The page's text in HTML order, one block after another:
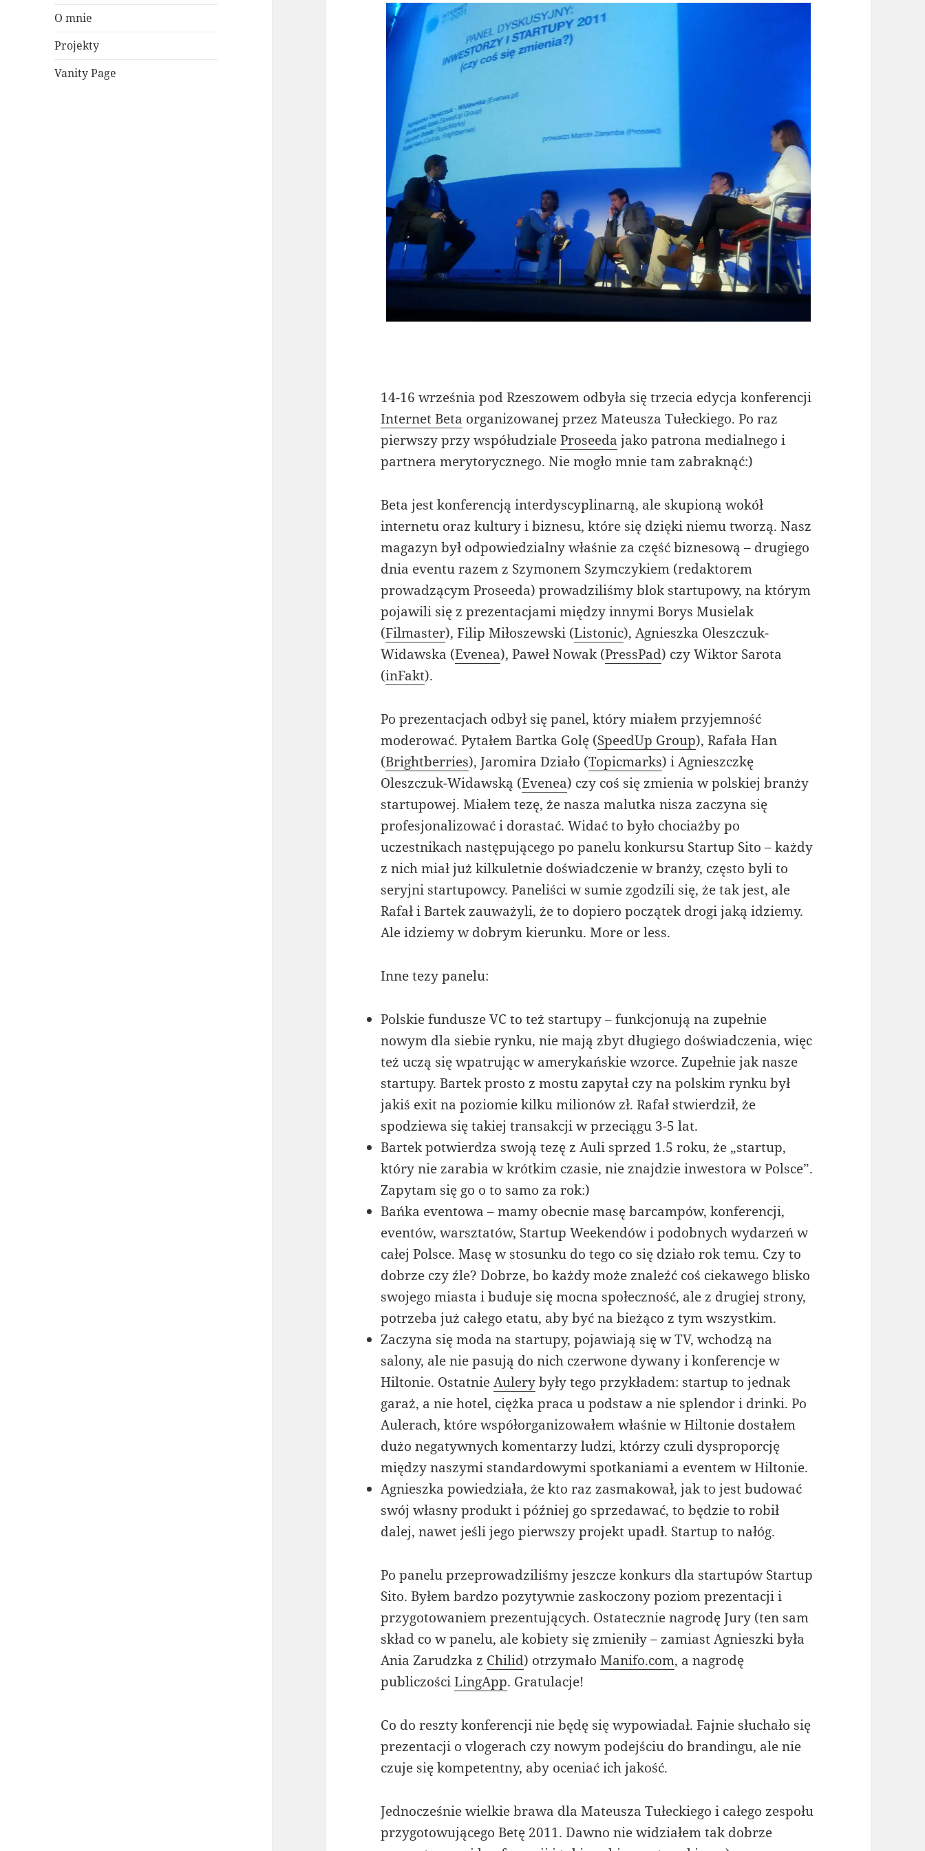
O mnie
Projekty
Vanity Page
14-16 września pod Rzeszowem odbyła się trzecia edycja konferencji
Internet Beta organizowanej przez Mateusza Tułeckiego. Po raz
pierwszy przy współudzialeProseeda jako patrona medialnego i
partnera merytorycznego. Nie mogło mnie tam zabraknąć:)
Beta jest konferencją interdyscyplinarną, ale skupioną wokół
internetu oraz kultury i biznesu, które się dzięki niemu tworzą. Nasz
magazyn był odpowiedzialny właśnie za część biznesową – drugiego
dnia eventu razem z Szymonem Szymczykiem (redaktorem
prowadzącym Proseeda) prowadziliśmy blok startupowy, na którym
pojawili się z prezentacjami między innymi Borys Musielak
(Filmaster), Filip Miłoszewski (Listonic), Agnieszka Oleszczuk-
Widawska (Evenea), Paweł Nowak (PressPad) czy Wiktor Sarota
(inFakt).
Po prezentacjach odbył się panel, który miałem przyjemność
moderować. Pytałem Bartka Golę (SpeedUp Group), Rafała Han
(Brightberries), Jaromira Działo (Topicmarks) i Agnieszczkę
Oleszczuk-Widawską (Evenea) czy coś się zmienia w polskiej branży
startupowej. Miałem tezę, że nasza malutka nisza zaczyna się
profesjonalizować i dorastać. Widać to było chociażby po
uczestnikach następującego po panelu konkursu Startup Sito – każdy
z nich miał już kilkuletnie doświadczenie w branży, często byli to
seryjni startupowcy. Paneliści w sumie zgodzili się, że tak jest, ale
Rafał i Bartek zauważyli, że to dopiero początek drogi jaką idziemy.
Ale idziemy w dobrym kierunku. More or less.
Inne tezy panelu:
Polskie fundusze VC to też startupy – funkcjonują na zupełnie
nowym dla siebie rynku, nie mają zbyt długiego doświadczenia, więc
też uczą się wpatrując w amerykańskie wzorce. Zupełnie jak nasze
startupy. Bartek prosto z mostu zapytał czy na polskim rynku był
jakiś exit na poziomie kilku milionów zł. Rafał stwierdził, że
spodziewa się takiej transakcji w przeciągu 3-5 lat.
Bartek potwierdza swoją tezę z Auli sprzed 1.5 roku, że „startup,
który nie zarabia w krótkim czasie, nie znajdzie inwestora w Polsce”.
Zapytam się go o to samo za rok:)
Bańka eventowa – mamy obecnie masę barcampów, konferencji,
eventów, warsztatów, Startup Weekendów i podobnych wydarzeń w
całej Polsce. Masę w stosunku do tego co się działo rok temu. Czy to
dobrze czy źle? Dobrze, bo każdy może znaleźć coś ciekawego blisko
swojego miasta i buduje się mocna społeczność, ale z drugiej strony,
potrzeba już całego etatu, aby być na bieżąco z tym wszystkim.
Zaczyna się moda na startupy, pojawiają się w TV, wchodzą na
salony, ale nie pasują do nich czerwone dywany i konferencje w
Hiltonie. OstatnieAulerybyły tego przykładem: startup to jednak
garaż, a nie hotel, ciężka praca u podstaw a nie splendor i drinki. Po
Aulerach, które współorganizowałem właśnie w Hiltonie dostałem
dużo negatywnych komentarzy ludzi, którzy czuli dysproporcję
między naszymi standardowymi spotkaniami a eventem w Hiltonie.
Agnieszka powiedziała, że kto raz zasmakował, jak to jest budować
swój własny produkt i później go sprzedawać, to będzie to robił
dalej, nawet jeśli jego pierwszy projekt upadł. Startup to nałóg.
Po panelu przeprowadziliśmy jeszcze konkurs dla startupów Startup
Sito. Byłem bardzo pozytywnie zaskoczony poziom prezentacji i
przygotowaniem prezentujących. Ostatecznie nagrodę Jury (ten sam
skład co w panelu, ale kobiety się zmieniły – zamiast Agnieszki była
Ania Zarudzka z Chilid) otrzymałoManifo.com, a nagrodę
publiczościLingApp. Gratulacje!
Co do reszty konferencji nie będę się wypowiadał. Fajnie słuchało się
prezentacji o vlogerach czy nowym podejściu do brandingu, ale nie
czuje się kompetentny, aby oceniać ich jakość.
Jednocześnie wielkie brawa dla Mateusza Tułeckiego i całego zespołu
przygotowującego Betę 2011. Dawno nie widziałem tak dobrze